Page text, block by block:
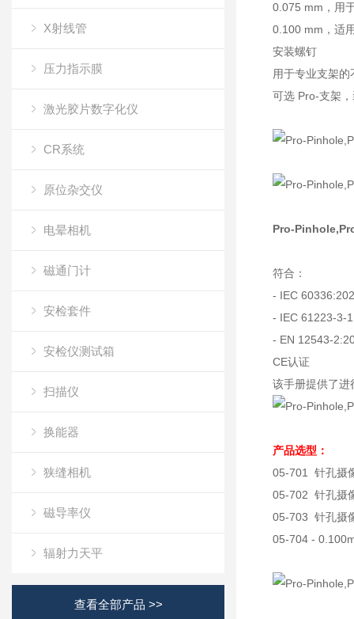
X射线管
压力指示膜
激光胶片数字化仪
CR系统
原位杂交仪
电晕相机
磁通门计
安检套件
安检仪测试箱
扫描仪
换能器
狭缝相机
磁导率仪
辐射力天平
查看全部产品 >>
0.075 mm，用
0.100 mm，适
安装螺钉
用于专业支架
可选 Pro-支架
Pro-
符合：
- IEC
- IEC 61223-3-
- EN 12543-
CE认证
该手册提供了进
产品选型：
05-701 针孔摄
05-702 针孔摄
05-703 针孔摄
05-704 -